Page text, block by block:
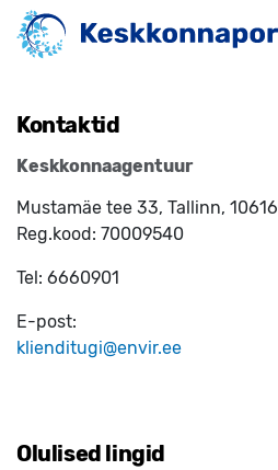
Kontaktid
Keskkonnaagentuur
Mustamäe tee 33, Tallinn, 10616
Reg.kood: 70009540
Tel: 6660901
E-post:
klienditugi@envir.ee
Olulised lingid